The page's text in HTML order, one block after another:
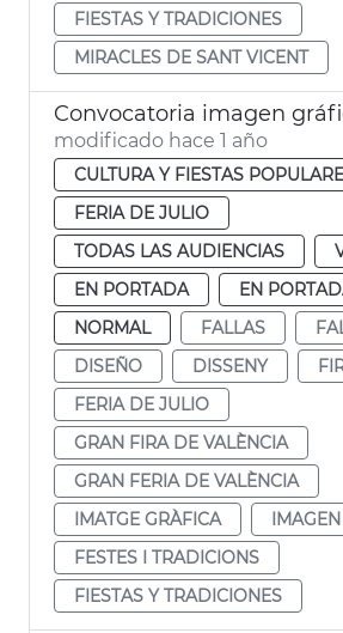
FIESTAS Y TRADICIONES
MIRACLES DE SANT VICENT
modificado hace 1 año
CULTURA Y FIESTAS
FERIA DE JULIO
TODAS LAS AUDIENCIAS
EN PORTADA
EN
NORMAL
FALLAS
DISEÑO
DISSENY
FERIA DE JULIO
GRAN FIRA DE VALÈNCIA
GRAN FERIA DE VALÈNCIA
IMATGE GRÀFICA
FESTES I TRADICIONS
FIESTAS Y TRADICIONES